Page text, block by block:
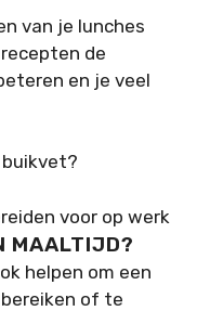
van je lunches
de
en je veel
buikvet?
MAALTIJD?
helpen om een
of te